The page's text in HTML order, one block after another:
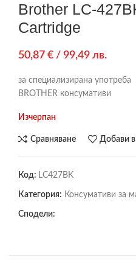
Brother LC-
Cartridge
50,87 € / 99,49 лв.
за специализирана употреба
BROTHER консумативи
Изчерпан
Сравняване Добави
Код: LC427BK
Категория: Консумативи за
Сподели: